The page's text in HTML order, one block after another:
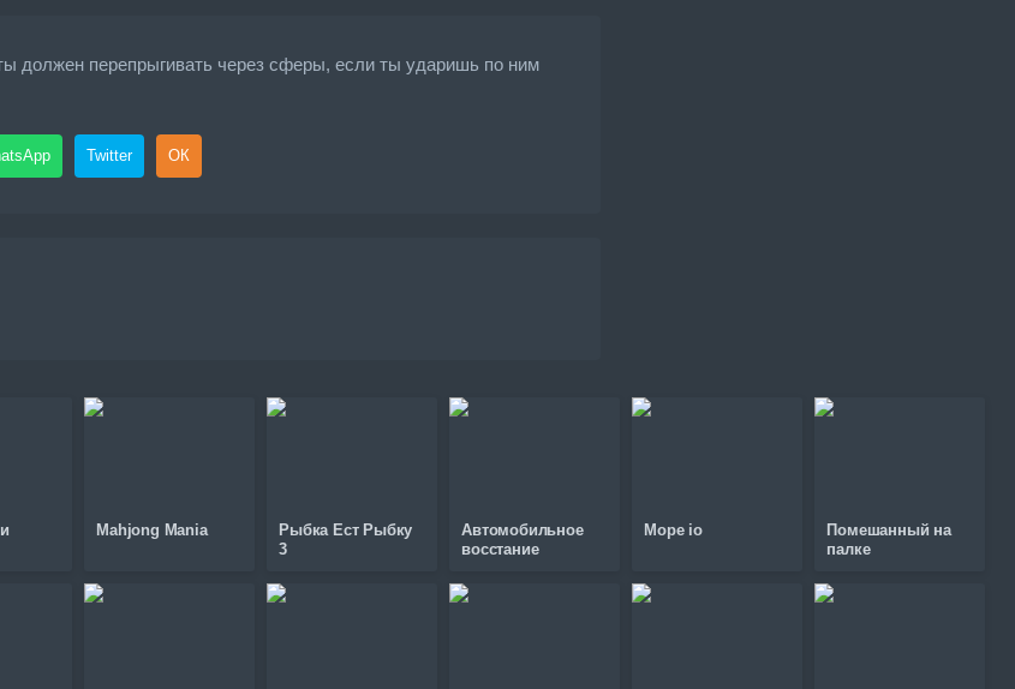
должен перепрыгивать через сферы, если ты ударишь по ним
Twitter ОК
Mahjong Mania
Рыбка Ест Рыбку
3
Автомобильное
восстание
Mope io
Помешанный на
палке